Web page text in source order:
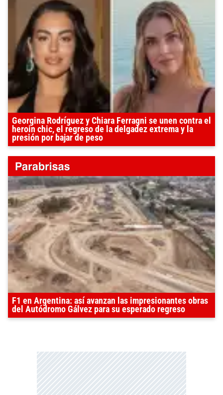
Georgina Rodríguez y Chiara Ferragni se unen contra el
heroin chic, el regreso de la delgadez extrema y la
presión por bajar de peso
F1 en Argentina: así avanzan las impresionantes obras
del Autódromo Gálvez para su esperado regreso